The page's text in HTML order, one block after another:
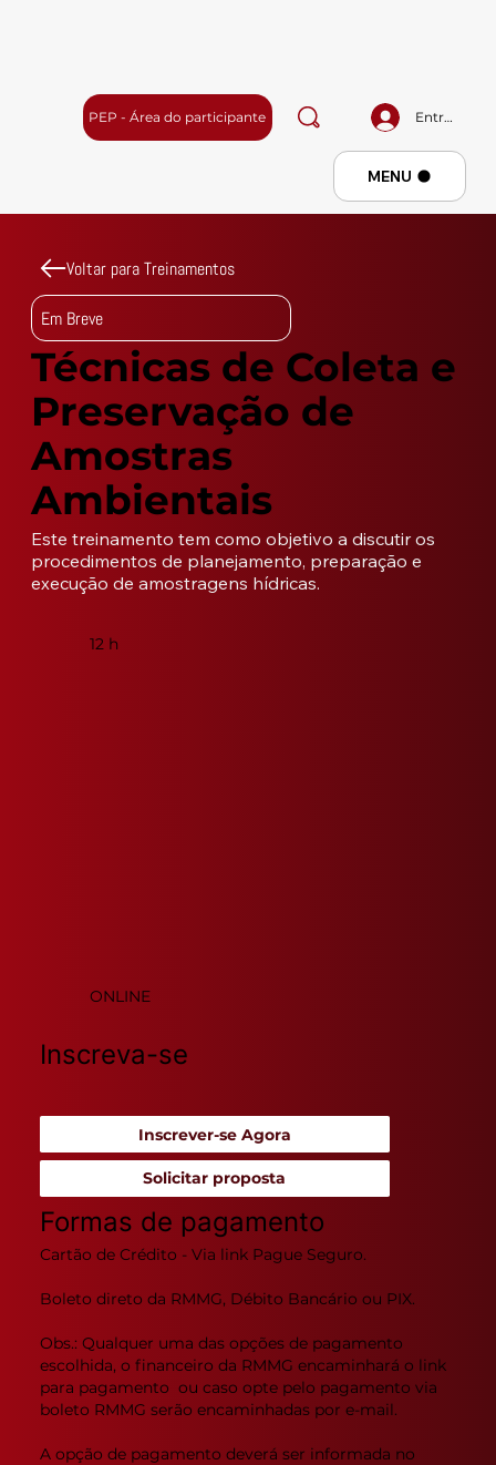
Entrar
PEP - Área do participante
Menu
MENU
Voltar para Treinamentos
Em Breve
Técnicas de Coleta e
Preservação de
Amostras
Ambientais
​Este treinamento tem como objetivo a discutir os
procedimentos de planejamento, preparação e
execução de amostragens hídricas.
12 h
ONLINE
Inscreva-se
Inscrever-se Agora
Solicitar proposta
Formas de pagamento
Cartão de Crédito - Via link Pague Seguro.
Boleto direto da RMMG, Débito Bancário ou PIX.
Obs.: Qualquer uma das opções de pagamento
escolhida, o financeiro da RMMG encaminhará o link
para pagamento ou caso opte pelo pagamento via
boleto RMMG serão encaminhadas por e-mail.
A opção de pagamento deverá ser informada no